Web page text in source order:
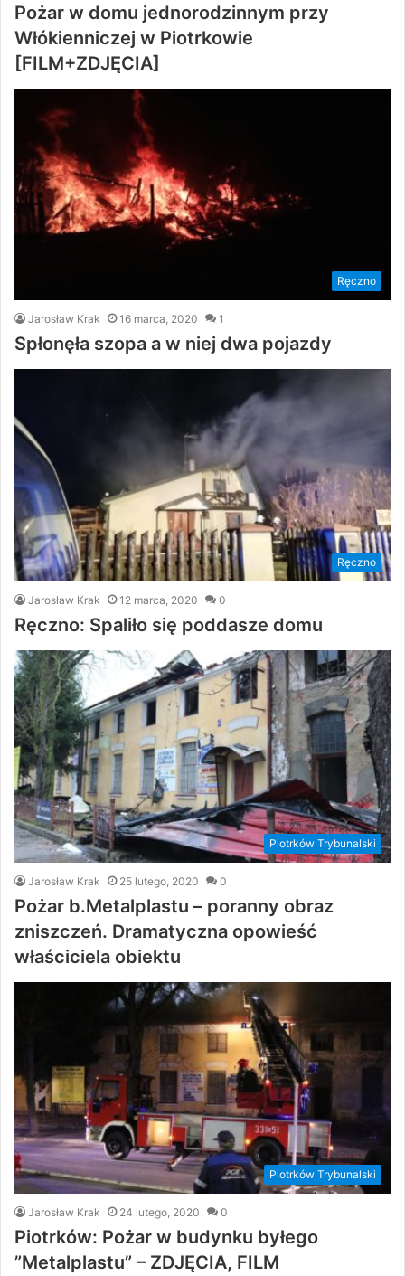
Pożar w domu jednorodzinnym przy
Włókienniczej w Piotrkowie
[FILM+ZDJĘCIA]
Ręczno
Jarosław Krak 16 marca, 2020 1
Spłonęła szopa a w niej dwa pojazdy
Ręczno
Jarosław Krak 12 marca, 2020 0
Ręczno: Spaliło się poddasze domu
Piotrków Trybunalski
Jarosław Krak 25 lutego, 2020 0
Pożar b.Metalplastu – poranny obraz
zniszczeń. Dramatyczna opowieść
właściciela obiektu
Piotrków Trybunalski
Jarosław Krak 24 lutego, 2020 0
Piotrków: Pożar w budynku byłego
”Metalplastu” – ZDJĘCIA, FILM